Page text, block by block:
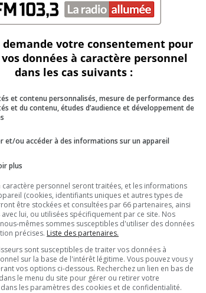
les efforts continus de la ville pour
et le bien-être des personnes
d’adapter les services municipaux
et de membres de l’administration.
des services à domicile et des initiatives
demande votre consentement pour
données à caractère personnel
dans les cas suivants :
et contenu personnalisés, mesure de performance des
et du contenu, études d’audience et développement de
et/ou accéder à des informations sur un appareil
plus
caractère personnel seront traitées, et les informations
(cookies, identifiants uniques et autres types de
être stockées et consultées par 66 partenaires, ainsi
lui, ou utilisées spécifiquement par ce site. Nos
mêmes sommes susceptibles d'utiliser des données
précises. Liste des partenaires.
sont susceptibles de traiter vos données à
sur la base de l'intérêt légitime. Vous pouvez vous y
vos options ci-dessous. Recherchez un lien en bas de
le menu du site pour gérer ou retirer votre
les paramètres des cookies et de confidentialité.